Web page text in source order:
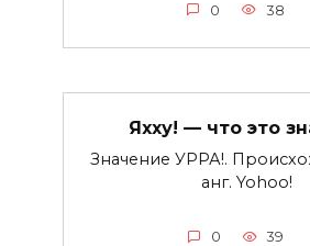
0 38
Яхху! — что это
Значение УРРА!.
анг. Yohoo!
0 39